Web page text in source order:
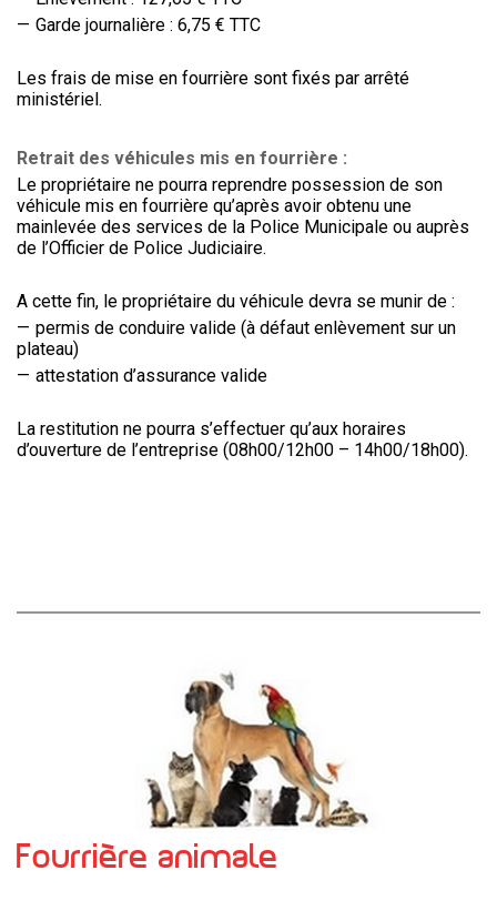
Garde journalière : 6,75 € TTC
Les frais de mise en fourrière sont fixés par arrêté
ministériel.
Retrait des véhicules mis en fourrière :
Le propriétaire ne pourra reprendre possession de son
véhicule mis en fourrière qu’après avoir obtenu une
mainlevée des services de la Police Municipale ou auprès
de l’Officier de Police Judiciaire.
A cette fin, le propriétaire du véhicule devra se munir de :
permis de conduire valide (à défaut enlèvement sur un
plateau)
attestation d’assurance valide
La restitution ne pourra s’effectuer qu’aux horaires
d’ouverture de l’entreprise (08h00/12h00 – 14h00/18h00).
Fourrière animale